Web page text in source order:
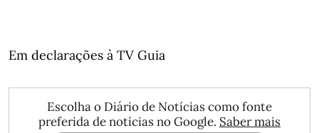
Em declarações à TV Guia
Escolha o Diário de Notícias como fonte
preferida de notícias no Google. Saber mais